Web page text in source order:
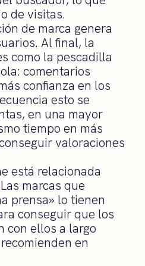
de visitas.
de marca genera
Al final, la
como la pescadilla
comentarios
confianza en los
esto se
en una mayor
tiempo en más
valoraciones
está relacionada
marcas que
prensa» lo tienen
conseguir que los
con ellos a largo
en